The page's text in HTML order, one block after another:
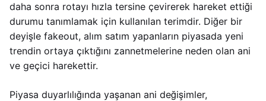
daha sonra rotayı hızla tersine çevirerek hareket ettiği
durumu tanımlamak için kullanılan terimdir. Diğer bir
deyişle fakeout, alım satım yapanların piyasada yeni
trendin ortaya çıktığını zannetmelerine neden olan ani
ve geçici harekettir.
Piyasa duyarlılığında yaşanan ani değişimler,